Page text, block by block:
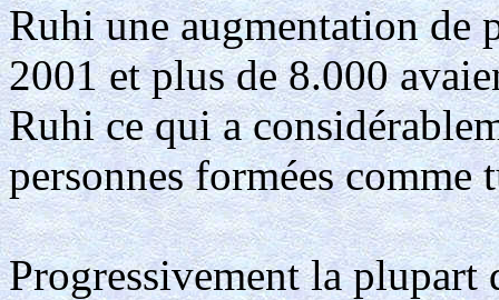
Ruhi une augmentation de
2001 et plus de 8.000
Ruhi ce qui a
personnes formées comme
Progressivement la plupart